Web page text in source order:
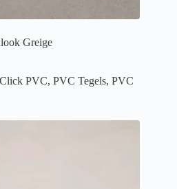
Greige
Click PVC, PVC Tegels, PVC